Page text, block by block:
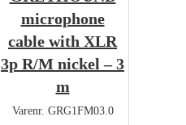
microphone
cable with XLR
3p R/M nickel – 3
m
Varenr. GRG1FM03.0